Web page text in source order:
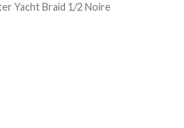
Yacht Braid 1/2 Noire